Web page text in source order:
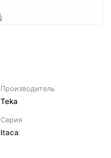
Производитель
Teka
Серия
Itaca